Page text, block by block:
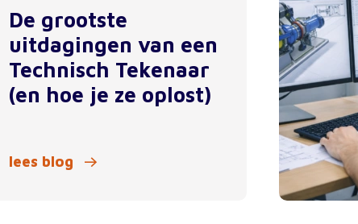
De grootste
uitdagingen van een
Technisch Tekenaar
(en hoe je ze oplost)
lees blog